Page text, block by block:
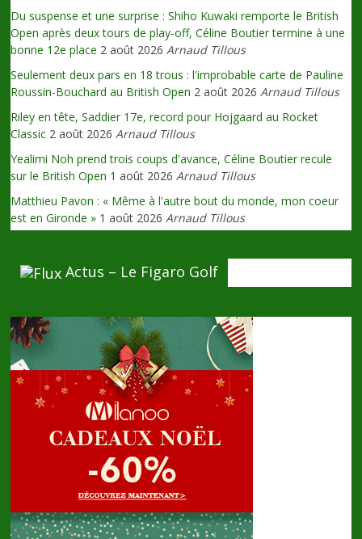
Du suspense et une surprise : Shiho Kuwaki remporte le British
Open après deux tours de play-off, Céline Boutier termine à une
bonne 12e place 2 août 2026 Arnaud Tillous
Seulement deux pars en 18 trous : l'improbable carte de Pauline
Roussin-Bouchard au British Open 2 août 2026 Arnaud Tillous
Riley en tête, Saddier 17e, record pour Hojgaard au Rocket
Classic 2 août 2026 Arnaud Tillous
Yealimi Noh prend trois coups d'avance, Céline Boutier recule
sur le British Open 1 août 2026 Arnaud Tillous
Matthieu Pavon : « Même à l'autre bout du monde, mon coeur
est en Gironde » 1 août 2026 Arnaud Tillous
Actus – Le Figaro Golf